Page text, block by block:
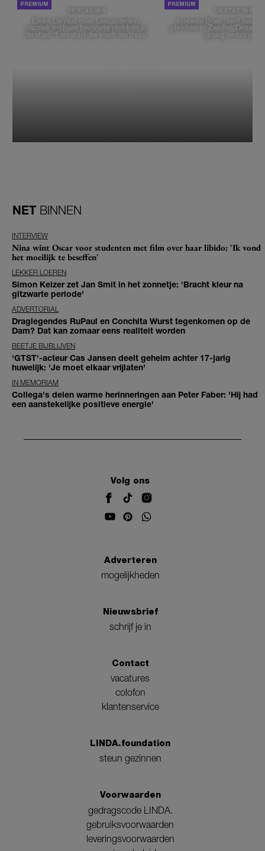
DE STAD VAN
Elske DeWall over Leeuwarden,
muziek en haar favoriete plekken in
de stad: 'Een stad die voelt als thuis'
DE STAD VAN
Isabelle Boer deelt haar
plekken in Zwolle: 'Deze
graag verborgen'
NET BINNEN
INTERVIEW
Nina wint Oscar voor studenten met film over haar libido: 'Ik vond
het moeilijk te beseffen'
LEKKER LOEREN
Simon Keizer zet Jan Smit in het zonnetje: 'Bracht kleur na
gitzwarte periode'
ADVERTORIAL
Draglegendes RuPaul en Conchita Wurst tegenkomen op de
Dam? Dat kan zomaar eens realiteit worden
BEETJE BIJBLIJVEN
'GTST'-acteur Cas Jansen deelt geheim achter 17-jarig
huwelijk: 'Je moet elkaar vrijlaten'
IN MEMORIAM
Collega's delen warme herinneringen aan Peter Faber: 'Hij had
een aanstekelijke positieve energie'
Volg ons
Adverteren
mogelijkheden
Nieuwsbrief
schrijf je in
Contact
vacatures
colofon
klantenservice
LINDA.foundation
steun gezinnen
Voorwaarden
gedragscode LINDA.
gebruiksvoorwaarden
leveringsvoorwaarden